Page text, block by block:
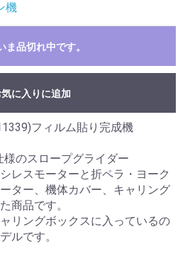
機
ま品切れ中です。
気に入りに追加
フィルム貼り完成機
のスロープグライダー
レスモーターと折ペラ・ヨーク
ター、機体カバー、キャリング
商品です。
リングボックスに入っているの
ルです。